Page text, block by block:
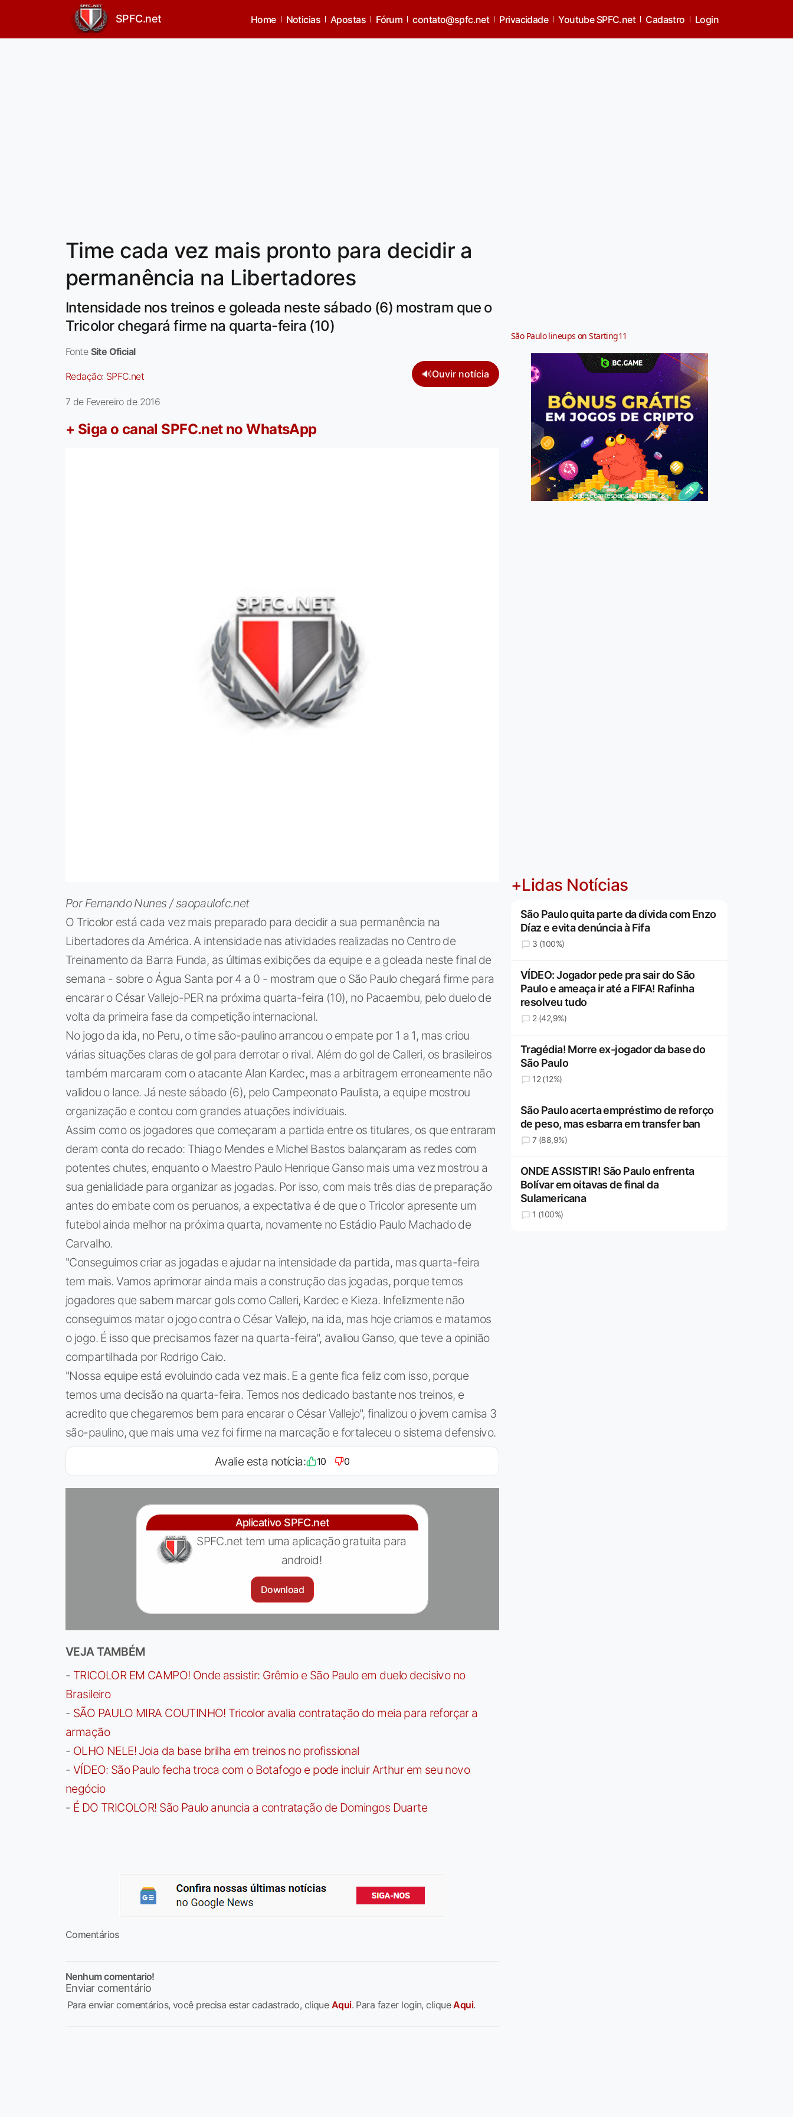
SPFC.net Home Noticias Apostas Fórum contato@spfc.net Privacidade Youtube SPFC.net Cadastro Login
Time cada vez mais pronto para decidir a
permanência na Libertadores
Intensidade nos treinos e goleada neste sábado (6) mostram que o
Tricolor chegará firme na quarta-feira (10)
Fonte Site Oficial
Redação: SPFC.net 🔊Ouvir notícia
7 de Fevereiro de 2016
+ Siga o canal SPFC.net no WhatsApp
Por Fernando Nunes / saopaulofc.net
O Tricolor está cada vez mais preparado para decidir a sua permanência na
Libertadores da América. A intensidade nas atividades realizadas no Centro de
Treinamento da Barra Funda, as últimas exibições da equipe e a goleada neste final de
semana - sobre o Água Santa por 4 a 0 - mostram que o São Paulo chegará firme para
encarar o César Vallejo-PER na próxima quarta-feira (10), no Pacaembu, pelo duelo de
volta da primeira fase da competição internacional.
No jogo da ida, no Peru, o time são-paulino arrancou o empate por 1 a 1, mas criou
várias situações claras de gol para derrotar o rival. Além do gol de Calleri, os brasileiros
também marcaram com o atacante Alan Kardec, mas a arbitragem erroneamente não
validou o lance. Já neste sábado (6), pelo Campeonato Paulista, a equipe mostrou
organização e contou com grandes atuações individuais.
Assim como os jogadores que começaram a partida entre os titulares, os que entraram
deram conta do recado: Thiago Mendes e Michel Bastos balançaram as redes com
potentes chutes, enquanto o Maestro Paulo Henrique Ganso mais uma vez mostrou a
sua genialidade para organizar as jogadas. Por isso, com mais três dias de preparação
antes do embate com os peruanos, a expectativa é de que o Tricolor apresente um
futebol ainda melhor na próxima quarta, novamente no Estádio Paulo Machado de
Carvalho.
"Conseguimos criar as jogadas e ajudar na intensidade da partida, mas quarta-feira
tem mais. Vamos aprimorar ainda mais a construção das jogadas, porque temos
jogadores que sabem marcar gols como Calleri, Kardec e Kieza. Infelizmente não
conseguimos matar o jogo contra o César Vallejo, na ida, mas hoje criamos e matamos
o jogo. É isso que precisamos fazer na quarta-feira", avaliou Ganso, que teve a opinião
compartilhada por Rodrigo Caio.
"Nossa equipe está evoluindo cada vez mais. E a gente fica feliz com isso, porque
temos uma decisão na quarta-feira. Temos nos dedicado bastante nos treinos, e
acredito que chegaremos bem para encarar o César Vallejo", finalizou o jovem camisa 3
são-paulino, que mais uma vez foi firme na marcação e fortaleceu o sistema defensivo.
Avalie esta notícia: 10 0
Aplicativo SPFC.net
SPFC.net tem uma aplicação gratuita para
android!
Download
VEJA TAMBÉM
- TRICOLOR EM CAMPO! Onde assistir: Grêmio e São Paulo em duelo decisivo no
Brasileiro
- SÃO PAULO MIRA COUTINHO! Tricolor avalia contratação do meia para reforçar a
armação
- OLHO NELE! Joia da base brilha em treinos no profissional
- VÍDEO: São Paulo fecha troca com o Botafogo e pode incluir Arthur em seu novo
negócio
- É DO TRICOLOR! São Paulo anuncia a contratação de Domingos Duarte
Comentários
Nenhum comentario!
Enviar comentário
Para enviar comentários, você precisa estar cadastrado, clique Aqui. Para fazer login, cliqueAqui.
São Paulo lineups on Starting11
Jogue com responsabilidade. 18+
+Lidas Notícias
São Paulo quita parte da dívida com Enzo
Díaz e evita denúncia à Fifa
3 (100%)
VÍDEO: Jogador pede pra sair do São
Paulo e ameaça ir até a FIFA! Rafinha
resolveu tudo
2 (42,9%)
Tragédia! Morre ex-jogador da base do
São Paulo
12 (12%)
São Paulo acerta empréstimo de reforço
de peso, mas esbarra em transfer ban
7 (88,9%)
ONDE ASSISTIR! São Paulo enfrenta
Bolívar em oitavas de final da
Sulamericana
1 (100%)